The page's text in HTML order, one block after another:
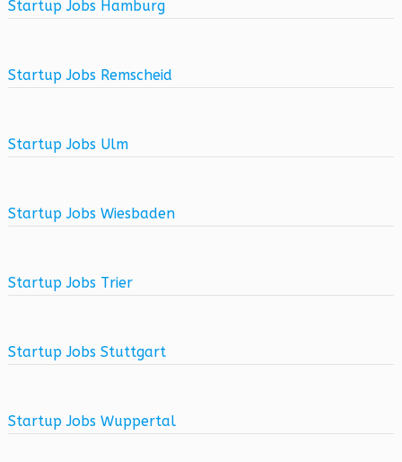
Startup Jobs Hamburg
Startup Jobs Remscheid
Startup Jobs Ulm
Startup Jobs Wiesbaden
Startup Jobs Trier
Startup Jobs Stuttgart
Startup Jobs Wuppertal